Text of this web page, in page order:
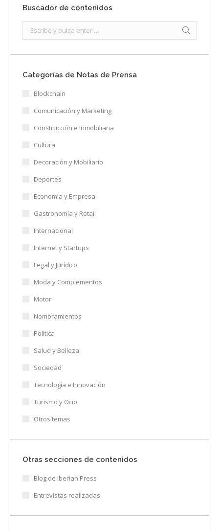
Buscador de contenidos
Categorías de Notas de Prensa
Blockchain
Comunicación y Marketing
Construcción e Inmobiliaria
Cultura
Decoración y Mobiliario
Deportes
Economía y Empresa
Gastronomía y Retail
Internacional
Internet y Startups
Legal y Jurídico
Moda y Complementos
Motor
Nombramientos
Política
Salud y Belleza
Sociedad
Tecnología e Innovación
Turismo y Ocio
Otros temas
Otras secciones de contenidos
Blog de Iberian Press
Entrevistas realizadas